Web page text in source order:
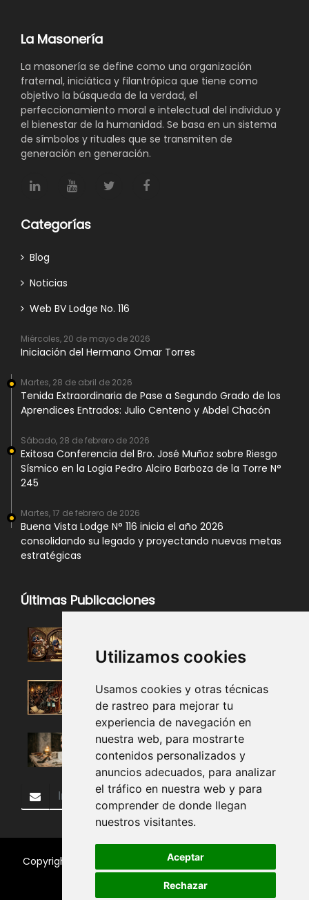
Utilizamos cookies
Usamos cookies y otras técnicas
de rastreo para mejorar tu
experiencia de navegación en
nuestra web, para mostrarte
contenidos personalizados y
anuncios adecuados, para analizar
el tráfico en nuestra web y para
comprender de donde llegan
nuestros visitantes.
Aceptar
Rechazar
La Masonería
La masonería se define como una organización
fraternal, iniciática y filantrópica que tiene como
objetivo la búsqueda de la verdad, el
perfeccionamiento moral e intelectual del individuo y
el bienestar de la humanidad. Se basa en un sistema
de símbolos y rituales que se transmiten de
generación en generación.
Categorías
Blog
Noticias
Web BV Lodge No. 116
Miércoles, 20 de mayo de 2026
Iniciación del Hermano Omar Torres
Martes, 28 de abril de 2026
Tenida Extraordinaria de Pase a Segundo Grado de los
Aprendices Entrados: Julio Centeno y Abdel Chacón
Sábado, 28 de febrero de 2026
Exitosa Conferencia del Bro. José Muñoz sobre Riesgo
Sísmico en la Logia Pedro Alciro Barboza de la Torre N°
245
Martes, 17 de febrero de 2026
Buena Vista Lodge N° 116 inicia el año 2026
consolidando su legado y proyectando nuevas metas
estratégicas
Últimas Publicaciones
Subscribir
Copyright 2018, Todos los Derechos Reservados.
Vista Lodge No. 116.